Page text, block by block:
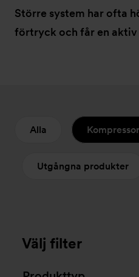
Större system har ofta
förtryck och får en
Alla
Utgångna produkter
Välj filter